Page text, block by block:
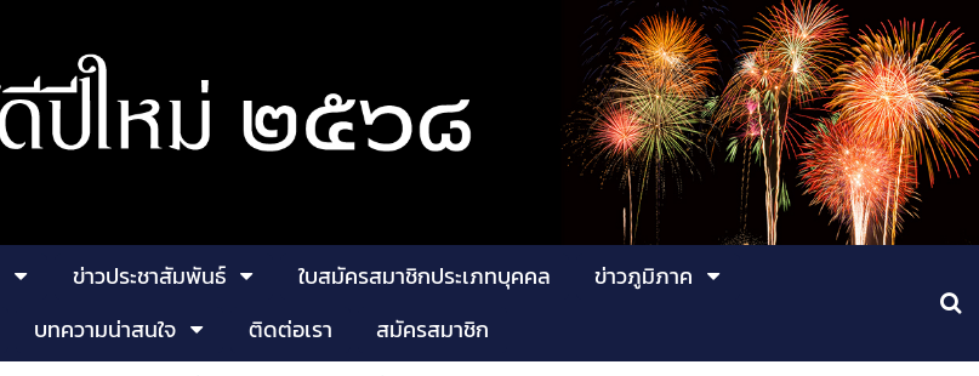
ข่าวประชาสัมพันธ์ ใบสมัครสมาชิกประเภทบุคคล
ข่าวภูมิภาค
บทความน่าสนใจ ติดต่อเรา
สมัครสมาชิก